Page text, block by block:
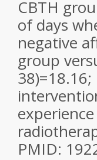
CBTH
of days
negative
group
PMID: